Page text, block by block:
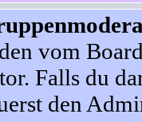
vom
Falls du
den